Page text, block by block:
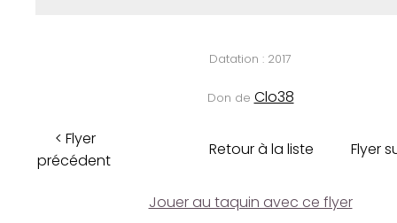
Datation : 2017
Don de Clo38
< Flyer
précédent
Retour à la liste Flyer
Jouer au taquin avec ce flyer